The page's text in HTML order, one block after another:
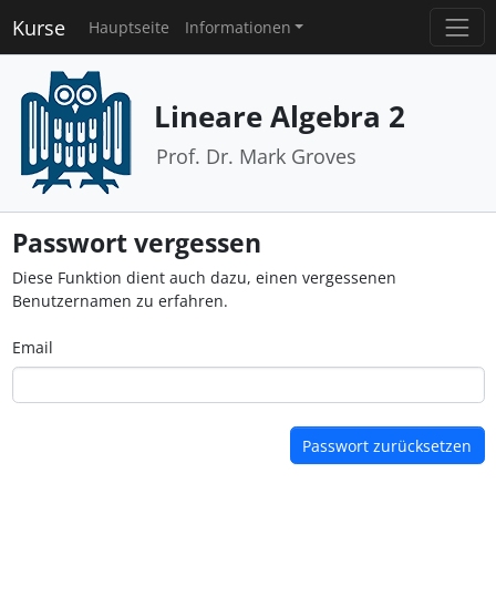
Kurse Hauptseite Informationen
Lineare Algebra 2
Prof. Dr. Mark Groves
Passwort vergessen
Diese Funktion dient auch dazu, einen vergessenen
Benutzernamen zu erfahren.
Email